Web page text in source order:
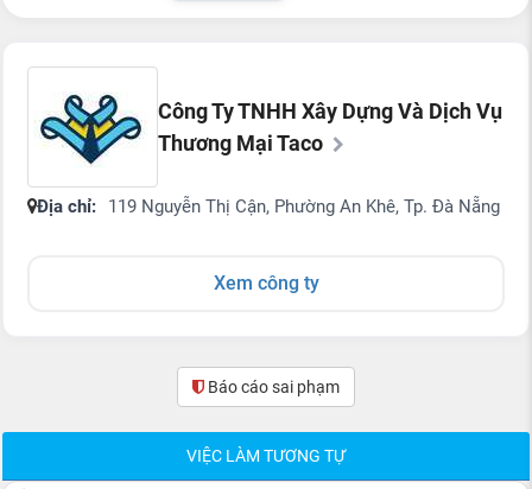
Công Ty TNHH Xây Dựng Và Dịch Vụ
Thương Mại Taco
Địa chỉ: 119 Nguyễn Thị Cận, Phường An Khê, Tp. Đà Nẵng
Xem công ty
Báo cáo sai phạm(0)
VIỆC LÀM TƯƠNG TỰ